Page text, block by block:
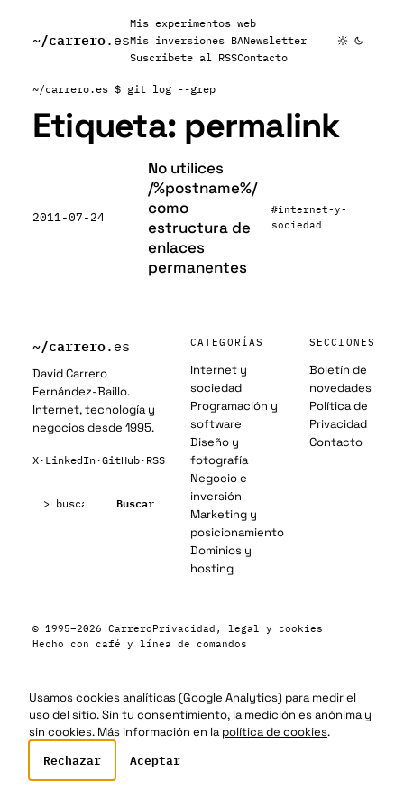
~/carrero.es
Mis experimentos web
Mis inversiones BANewsletter
Suscribete al RSSContacto
~/carrero.es $ git log --grep
Etiqueta: permalink
2011-07-24
No utilices
/%postname%/
como
estructura de
enlaces
permanentes
#internet-y-
sociedad
~/carrero.es
David Carrero
Fernández-Baillo.
Internet, tecnología y
negocios desde 1995.
X· LinkedIn·GitHub· RSS
Buscar
CATEGORÍAS
Internet y
sociedad
Programación y
software
Diseño y
fotografía
Negocio e
inversión
Marketing y
posicionamiento
Dominios y
hosting
SECCIONES
Boletín de
novedades
Política de
Privacidad
Contacto
© 1995–2026 CarreroPrivacidad, legal y cookies
Hecho con café y línea de comandos
Usamos cookies analíticas (Google Analytics) para medir el
uso del sitio. Sin tu consentimiento, la medición es anónima y
sin cookies. Más información en lapolítica de cookies.
Rechazar Aceptar